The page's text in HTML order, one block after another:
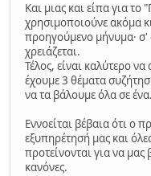
Και μιας και είπα για
χρησιμοποιούνε ακόμα
προηγούμενο μήνυμα· σ'
χρειάζεται.
Τέλος, είναι καλύτερο
έχουμε 3 θέματα
να τα βάλουμε όλα σε ένα.
Εννοείται βέβαια ότι ο
εξυπηρέτησή μας και
προτείνονται για να
κανόνες.